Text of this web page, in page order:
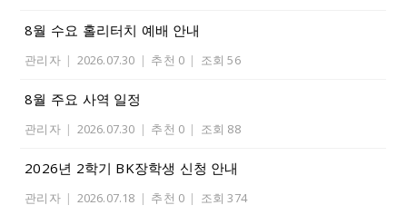
8월 수요 홀리터치 예배 안내
관리자 | 2026.07.30 | 추천 0 | 조회 56
8월 주요 사역 일정
관리자 | 2026.07.30 | 추천 0 | 조회 88
2026년 2학기 BK장학생 신청 안내
관리자 | 2026.07.18 | 추천 0 | 조회 374